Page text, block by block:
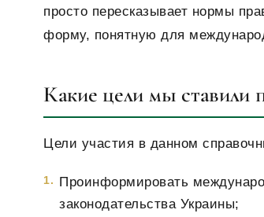
просто пересказывает нормы
форму, понятную для
Какие цели мы ставили
Цели участия в данном
Проинформировать
законодательства Украины;